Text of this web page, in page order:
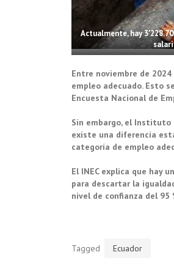
Actualmente, hay
Entre noviembre de
empleo adecuado. Esto
Encuesta Nacional de
Sin embargo, el Instituto
existe una diferencia
categoría de empleo
El INEC explica que
para descartar la
nivel de confianza del 95
Tagged Ecuador